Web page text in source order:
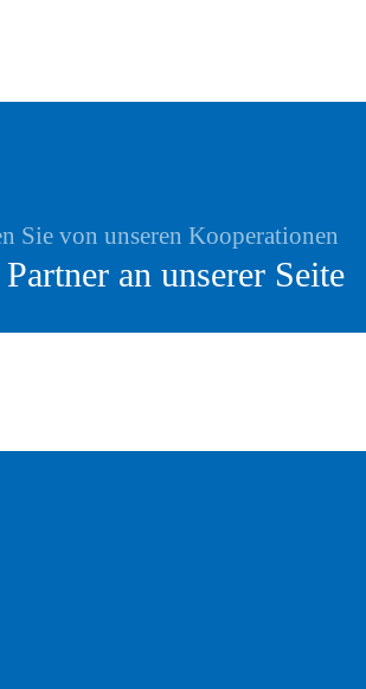
Säulen unterstützt Sie unser Team
Sie von unseren Kooperationen
an unserer Seite